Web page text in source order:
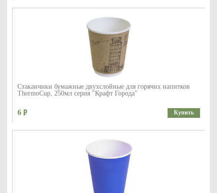
Стаканчики бумажные двухслойные для горячих напитков
ThermoCup, 250мл серия "Крафт Города"
6 Купить